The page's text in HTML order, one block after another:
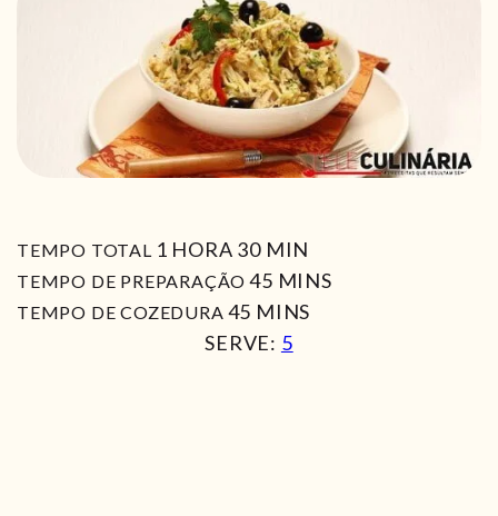
TEMPO TOTAL 1 HORA
HORA 30MIN
MIN
TEMPO DE PREPARAÇÃO 45MIN
MINS
TEMPO DE COZEDURA 45 MIN
MINS
SERVE: 5